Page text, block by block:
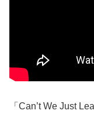
「Can’t We Just